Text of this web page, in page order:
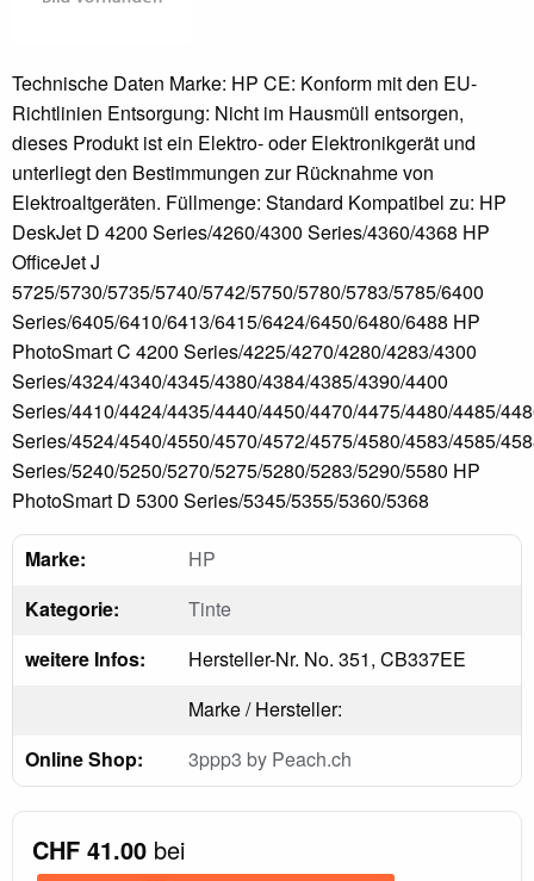
Technische Daten Marke: HP CE: Konform mit den EU-
Richtlinien Entsorgung: Nicht im Hausmüll entsorgen,
dieses Produkt ist ein Elektro- oder Elektronikgerät und
unterliegt den Bestimmungen zur Rücknahme von
Elektroaltgeräten. Füllmenge: Standard Kompatibel zu: HP
DeskJet D 4200 Series/4260/4300 Series/4360/4368 HP
OfficeJet J
5725/5730/5735/5740/5742/5750/5780/5783/5785/6400
Series/6405/6410/6413/6415/6424/6450/6480/6488 HP
PhotoSmart C 4200 Series/4225/4270/4280/4283/4300
Series/4324/4340/4345/4380/4384/4385/4390/4400
Series/4410/4424/4435/4440/4450/4470/4475/4480/4485/
Series/4524/4540/4550/4570/4572/4575/4580/4583/4585/
Series/5240/5250/5270/5275/5280/5283/5290/5580 HP
PhotoSmart D 5300 Series/5345/5355/5360/5368
Marke:
HP
Kategorie:
Tinte
weitere Infos:
Hersteller-Nr. No. 351, CB337EE
Marke / Hersteller:
Online Shop:
3ppp3 by Peach.ch
CHF 41.00 bei